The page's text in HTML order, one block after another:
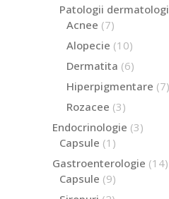
Patologii
Acnee 77
Alopecie 1010
Dermatita 66
Hiperpigmentare 77
Rozacee 33
Endocrinologie 33
Capsule 1 1
Gastroenterologie 1414
Capsule 99